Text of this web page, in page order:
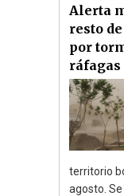
Alerta
resto
por
ráfagas
territorio
agosto.